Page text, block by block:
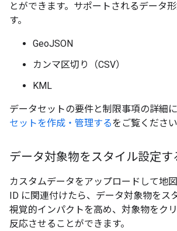
とができます。サポートされるデータ
す。
GeoJSON
カンマ区切り（CSV）
KML
データセットの要件と制限事項の詳細に
セットを作成・管理するをご覧ください
データ対象物をスタイル設定す
カスタムデータをアップロードして地
ID に関連付けたら、データ対象物をス
視覚的インパクトを高め、対象物をク
反応させることができます。